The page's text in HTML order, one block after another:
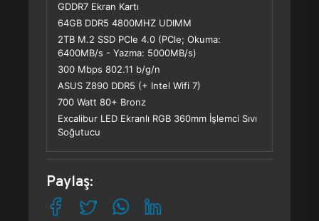
GDDR7 Ekran Kartı
64GB DDR5 4800MHZ UDIMM
2TB M.2 SSD PCle 4.0 (PCle; Okuma:
6400MB/s - Yazma: 5000MB/s)
300 Mbps 802.11 b/g/n
ASUS Z890 DDR5 (+ Intel Wifi 7)
700 Watt 80+ Bronz
Excalibur LED Ekranlı RGB 360mm İşlemci Sıvı
Soğutucu
Paylaş: